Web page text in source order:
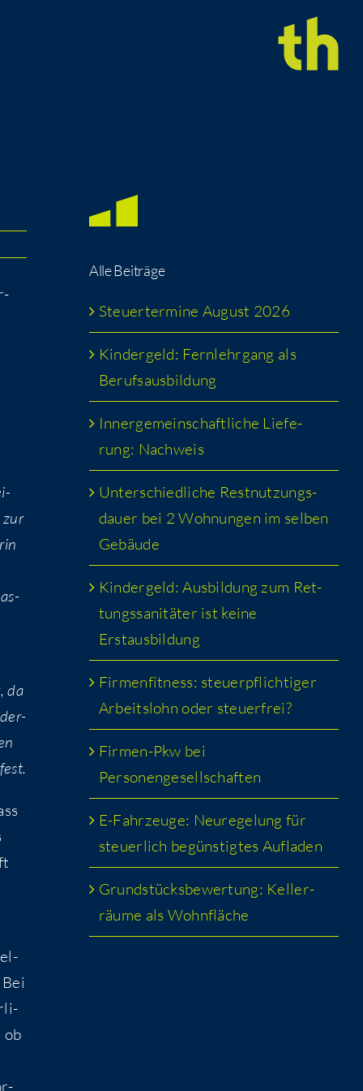
zur
da
ob
Alle Bei­trä­ge
Steu­er­ter­mi­ne August 2026
Kin­der­geld: Fern­lehr­gang als
Berufsausbildung
Inner­ge­mein­schaft­li­che Lie­fe­
rung: Nachweis
Unter­schied­li­che Rest­nut­zungs­
dau­er bei 2 Woh­nun­gen im sel­ben
Gebäude
Kin­der­geld: Aus­bil­dung zum Ret­
tungs­sa­ni­tä­ter ist kei­ne
Erstausbildung
Fir­men­fit­ness: steu­er­pflich­ti­ger
Arbeits­lohn oder steuerfrei?
Fir­men-Pkw bei
Personengesellschaften
E-Fahr­zeu­ge: Neu­re­ge­lung für
steu­er­lich begüns­tig­tes Aufladen
Grund­stücks­be­wer­tung: Kel­ler­
räu­me als Wohnfläche